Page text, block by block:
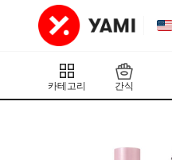
카테고리 간식